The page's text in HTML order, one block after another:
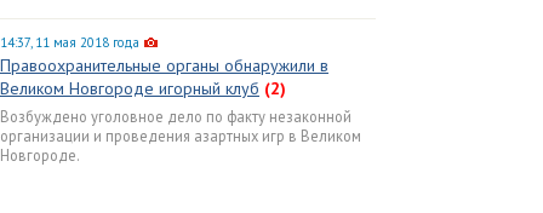
14:37, 11 мая 2018 года
Правоохранительные органы обнаружили в
Великом Новгороде игорный клуб (2)
Возбуждено уголовное дело по факту незаконной
организации и проведения азартных игр в Великом
Новгороде.